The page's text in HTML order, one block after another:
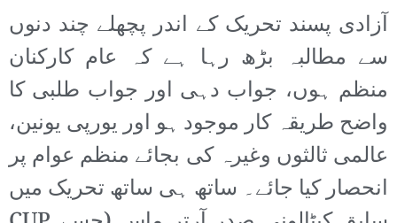
آزادی پسند تحریک کے اندر پچھلے چند دنوں
سے مطالبہ بڑھ رہا ہے کہ عام کارکنان
منظم ہوں، جواب دہی اور جواب طلبی کا
واضح طریقہ کار موجود ہو اور یورپی یونین،
عالمی ثالثوں وغیرہ کی بجائے منظم عوام پر
انحصار کیا جائے۔ ساتھ ہی ساتھ تحریک میں